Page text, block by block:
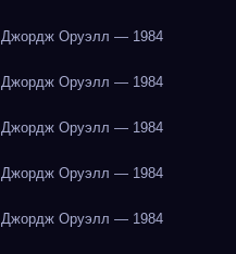
Джордж Оруэлл — 1984
Джордж Оруэлл — 1984
Джордж Оруэлл — 1984
Джордж Оруэлл — 1984
Джордж Оруэлл — 1984